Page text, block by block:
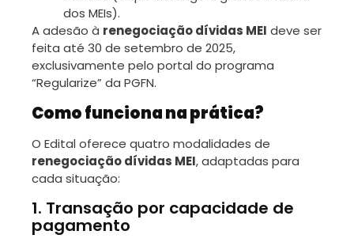
dos MEIs).
A adesão à renegociação dívidas MEI deve ser
feita até 30 de setembro de 2025,
exclusivamente pelo portal do programa
“Regularize” da PGFN.
Como funciona na prática?
O Edital oferece quatro modalidades de
renegociação dívidas MEI, adaptadas para
cada situação:
1. Transação por capacidade de
pagamento